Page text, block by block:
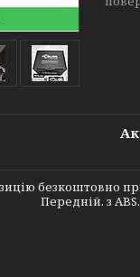
безкоштовно
Передній. з